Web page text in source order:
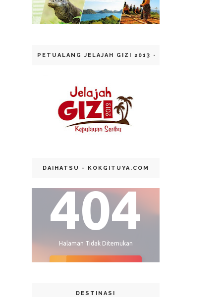
PETUALANG JELAJAH GIZI 2013 - KEP. SERIBU
DAIHATSU - KOKGITUYA.COM
DESTINASI